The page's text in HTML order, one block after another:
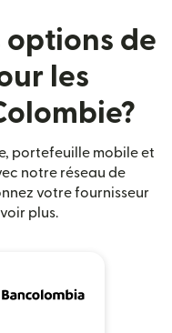
options de
les
portefeuille mobile et
notre réseau de
votre fournisseur
plus.